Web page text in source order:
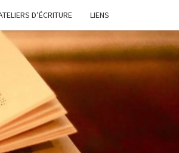
D’ÉCRITURE LIENS